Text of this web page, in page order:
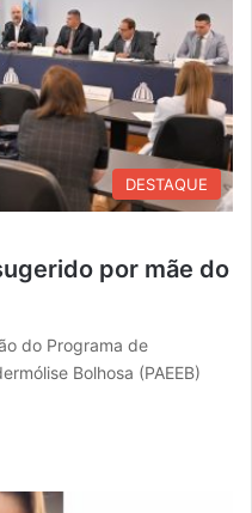
DESTAQUE
por mãe do
do Programa de
Bolhosa (PAEEB)